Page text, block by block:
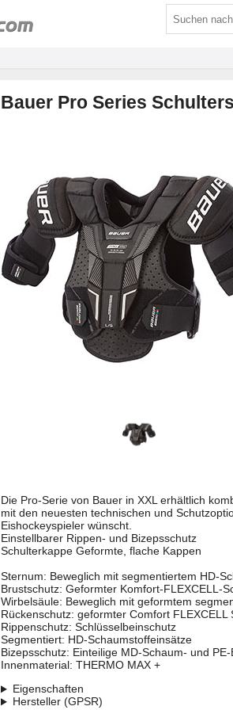
Bauer Pro Series
Die Pro-Serie von Bauer in XXL erhältlich
mit den neuesten technischen und
Eishockeyspieler wünscht.
Einstellbarer Rippen- und Bizepsschutz
Schulterkappe Geformte, flache Kappen
Sternum: Beweglich mit segmentiertem HD-
Brustschutz: Geformter Komfort-FLEXCELL-
Wirbelsäule: Beweglich mit geformtem
Rückenschutz: geformter Comfort
Rippenschutz: Schlüsselbeinschutz
Segmentiert: HD-Schaumstoffeinsätze
Bizepsschutz: Einteilige MD-Schaum- und
Innenmaterial: THERMO MAX +
Eigenschaften
Hersteller (GPSR)